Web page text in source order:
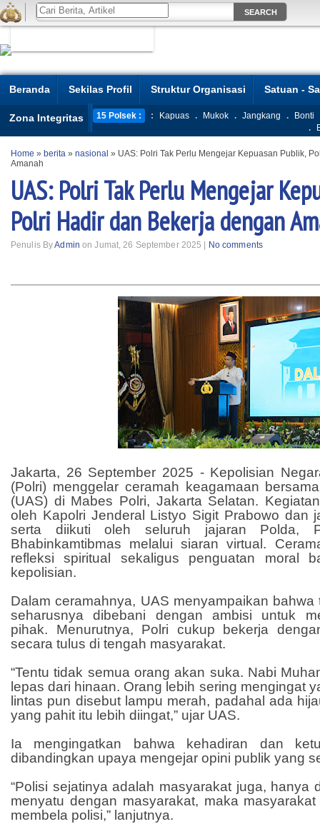
Beranda Sekilas Profil Struktur Organisasi Satuan -
Zona Integritas 15 Polsek : : Kapuas . Mukok . Jangkang .
Bonti
.
Home » berita » nasional » UAS: Polri Tak Perlu Mengejar Kepuasan Publik,
Amanah
UAS: Polri Tak Perlu Mengejar
Polri Hadir dan Bekerja dengan
Penulis ByAdmin on Jumat, 26 September 2025 | No comments
Jakarta, 26 September 2025 - Kepolisian
(Polri) menggelar ceramah keagamaan
(UAS) di Mabes Polri, Jakarta Selatan.
oleh Kapolri Jenderal Listyo Sigit Prabowo dan
serta diikuti oleh seluruh jajaran Polda,
Bhabinkamtibmas melalui siaran virtual.
refleksi spiritual sekaligus penguatan moral
kepolisian.
Dalam ceramahnya, UAS menyampaikan
seharusnya dibebani dengan ambisi untuk
pihak. Menurutnya, Polri cukup bekerja
secara tulus di tengah masyarakat.
“Tentu tidak semua orang akan suka. Nabi
lepas dari hinaan. Orang lebih sering mengingat
lintas pun disebut lampu merah, padahal ada
yang pahit itu lebih diingat,” ujar UAS.
Ia mengingatkan bahwa kehadiran dan
dibandingkan upaya mengejar opini publik yang
“Polisi sejatinya adalah masyarakat juga, hanya
menyatu dengan masyarakat, maka
membela polisi,” lanjutnya.